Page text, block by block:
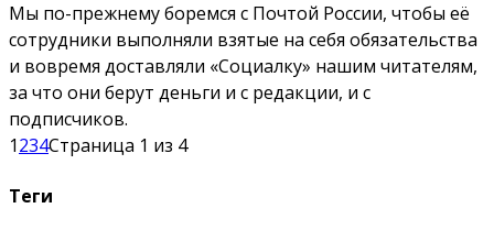
Мы по-прежнему боремся с Почтой России, чтобы её
сотрудники выполняли взятые на себя обязательства
и вовремя доставляли «Социалку» нашим читателям,
за что они берут деньги и с редакции, и с
подписчиков.
1234Страница 1 из 4
Теги